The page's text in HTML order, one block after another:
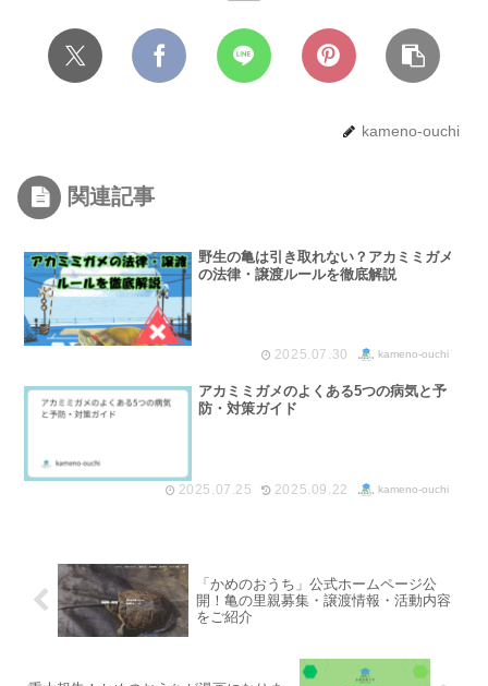
kameno-ouchi
関連記事
野生の亀は引き取れない？アカミミガメ
の法律・譲渡ルールを徹底解説
2025.07.30 kameno-ouchi
アカミミガメのよくある5つの病気と予
防・対策ガイド
2025.07.25 2025.09.22 kameno-ouchi
「かめのおうち」公式ホームページ公
開！亀の里親募集・譲渡情報・活動内容
をご紹介